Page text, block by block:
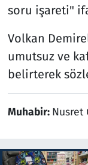
soru işareti"
Volkan
umutsuz ve
belirterek
Muhabir: Nusret